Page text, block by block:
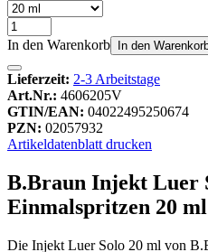
In den Warenkorb In den
Lieferzeit: 2-3 Arbeitstage
Art.Nr.: 4606205V
GTIN/EAN: 04022495250674
PZN: 02057932
Artikeldatenblatt drucken
B.Braun Injekt Luer
Einmalspritzen 20
Die Injekt Luer Solo 20 ml von